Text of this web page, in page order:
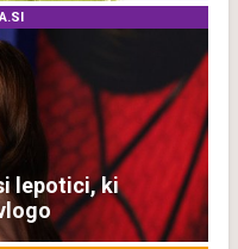
lepotici, ki